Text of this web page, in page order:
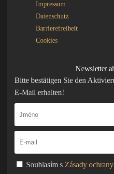
Impressum
Datenschutz
Barrierefreiheit
Cookies
Newsletter
Bitte bestätigen Sie den
E-Mail erhalten!
Souhlasím s Zásady